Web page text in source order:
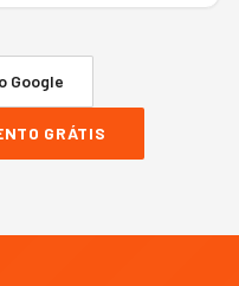
Google
GRÁTIS